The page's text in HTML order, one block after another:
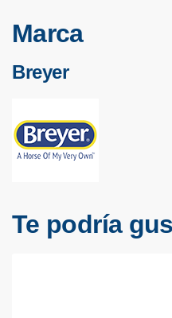
Marca
Breyer
Te podría